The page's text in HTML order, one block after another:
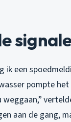
ik een
pompte
aan de gang,